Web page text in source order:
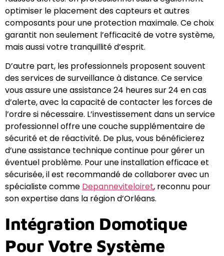
optimiser le placement des capteurs et autres
composants pour une protection maximale. Ce choix
garantit non seulement l’efficacité de votre système,
mais aussi votre tranquillité d’esprit.
D’autre part, les professionnels proposent souvent
des services de surveillance à distance. Ce service
vous assure une assistance 24 heures sur 24 en cas
d’alerte, avec la capacité de contacter les forces de
l’ordre si nécessaire. L’investissement dans un service
professionnel offre une couche supplémentaire de
sécurité et de réactivité. De plus, vous bénéficierez
d’une assistance technique continue pour gérer un
éventuel problème. Pour une installation efficace et
sécurisée, il est recommandé de collaborer avec un
spécialiste comme Depanneviteloiret, reconnu pour
son expertise dans la région d’Orléans.
Intégration Domotique
Pour Votre Système